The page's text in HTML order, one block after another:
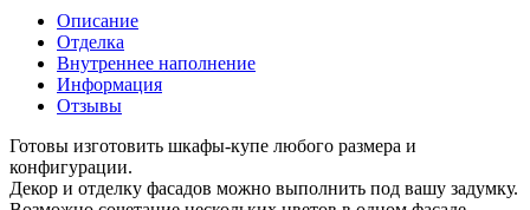
Описание
Отделка
Внутреннее наполнение
Информация
Отзывы
Готовы изготовить шкафы-купе любого размера и
конфигурации.
Декор и отделку фасадов можно выполнить под вашу задумку.